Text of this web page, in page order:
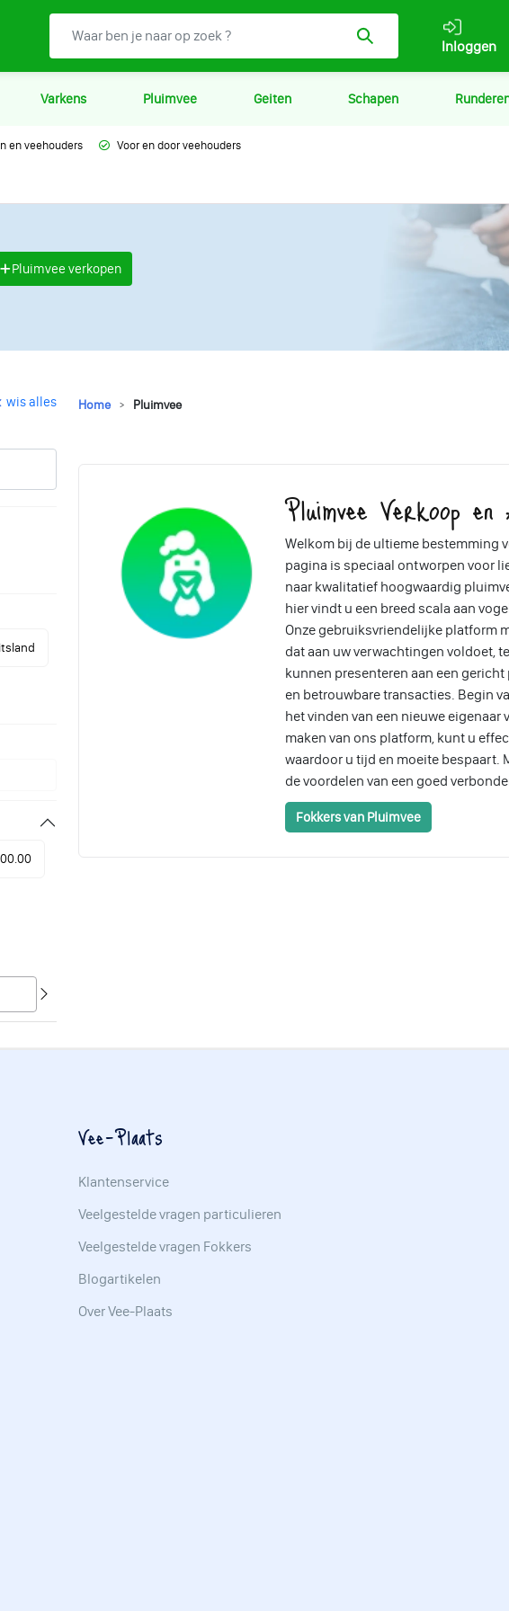
Inloggen
Varkens Pluimvee Geiten Schapen
en veehouders Voor en door veehouders
Pluimvee verkopen
wis alles Home Pluimvee
Pluimvee Verkoop en
Welkom bij de ultieme bestemming
pagina is speciaal ontworpen voor
naar kwalitatief hoogwaardig
hier vindt u een breed scala aan
Onze gebruiksvriendelijke platform
dat aan uw verwachtingen voldoet,
kunnen presenteren aan een
en betrouwbare transacties. Begin
het vinden van een nieuwe
maken van ons platform, kunt u
waardoor u tijd en moeite bespaart.
de voordelen van een goed
Fokkers van Pluimvee
Vee-Plaats
Klantenservice
Veelgestelde vragen particulieren
Veelgestelde vragen Fokkers
Blogartikelen
Over Vee-Plaats